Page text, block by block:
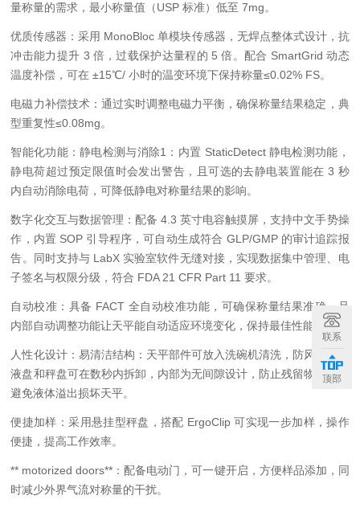
量称量的需求，最小称量值（USP 标准）低至 7mg。
优质传感器：采用 MonoBloc 单模块传感器，无焊点整体式设计，抗
冲击能力提升 3 倍，过载保护达量程的 5 倍。配合 SmartGrid 动态
温度补偿，可在 ±15℃/ 小时的温变环境下保持称量≤0.02% FS。
电磁力补偿技术：通过实时调整电磁力平衡，确保称量结果稳定，典
型重复性≤0.08mg。
智能化功能：静电检测与消除1：内置 StaticDetect 静电检测功能，
静电荷超过预定限值时会发出警告，且可选的去静电装置能在 3 秒
内自动消除电荷，可降低静电对称量结果的影响。
数字化交互与数据管理：配备 4.3 英寸电容触摸屏，支持中文手势操
作，内置 SOP 引导程序，可自动生成符合 GLP/GMP 的审计追踪报
告。同时支持与 LabX 实验室软件无缝对接，实现数据集中管理、电
子签名与权限分级，符合 FDA 21 CFR Part 11 要求。
自动校准：具备 FACT 全自动校准功能，可确保称量结果准确，且
内部自动调整功能让天平能自动适应环境变化，保持最佳性能。
人性化设计：易清洁结构：天平部件可放入洗碗机清洗，防风罩、滴
液盘和秤盘可在数秒内拆卸，内部为无间隙设计，防止残留物堆积，
避免液体溢出损坏天平。
便捷加样：采用悬挂型秤盘，搭配 ErgoClip 可实现一步加样，操作
便捷，提高工作效率。
** motorized doors**：配备电动门，可一键开启，方便样品添加，同
时减少外界气流对称量的干扰。
联系
顶部